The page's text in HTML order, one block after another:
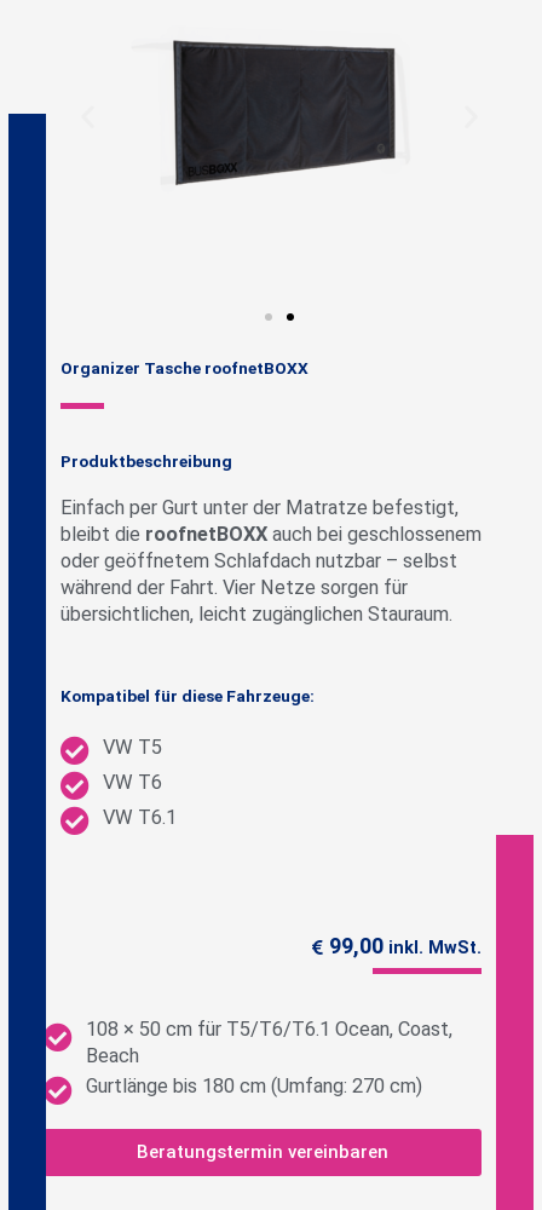
Organizer Tasche roofnetBOXX
Produktbeschreibung
Einfach per Gurt unter der Matratze befestigt,
bleibt die roofnetBOXXauch bei geschlossenem
oder geöffnetem Schlafdach nutzbar – selbst
während der Fahrt. Vier Netze sorgen für
übersichtlichen, leicht zugänglichen Stauraum.
Kompatibel für diese Fahrzeuge:
VW T5
VW T6
VW T6.1
99,00 inkl. MwSt.
108 × 50 cm für T5/T6/T6.1 Ocean, Coast,
Beach
Gurtlänge bis 180 cm (Umfang: 270 cm)
Beratungstermin vereinbaren